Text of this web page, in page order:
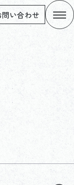
問い合わせ